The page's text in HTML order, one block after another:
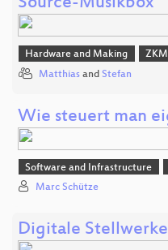
Hardware and Making
Matthias and Stefan
Wie steuert man
Software and Infrastructure
Marc Schütze
Digitale